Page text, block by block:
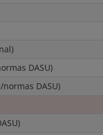
DASU)
normas DASU)